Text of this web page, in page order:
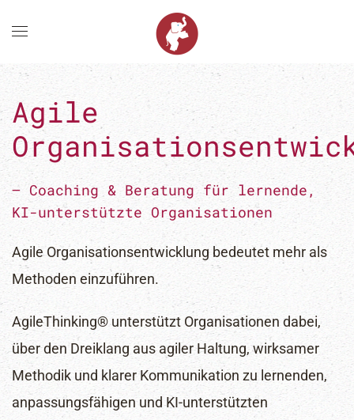
Zum Hauptinhalt springen
Agile
– Coaching & Beratung für lernende,
KI-unterstützte Organisationen
Agile Organisationsentwicklung bedeutet mehr als
Methoden einzuführen.
AgileThinking® unterstützt Organisationen dabei,
über den Dreiklang aus agiler Haltung, wirksamer
Methodik und klarer Kommunikation zu lernenden,
anpassungsfähigen und KI-unterstützten